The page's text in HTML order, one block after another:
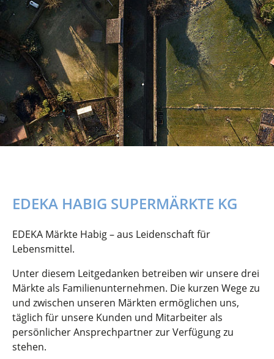
EDEKA HABIG SUPERMÄRKTE KG
EDEKA Märkte Habig – aus Leidenschaft für
Lebensmittel.
Unter diesem Leitgedanken betreiben wir unsere drei
Märkte als Familienunternehmen. Die kurzen Wege zu
und zwischen unseren Märkten ermöglichen uns,
täglich für unsere Kunden und Mitarbeiter als
persönlicher Ansprechpartner zur Verfügung zu
stehen.